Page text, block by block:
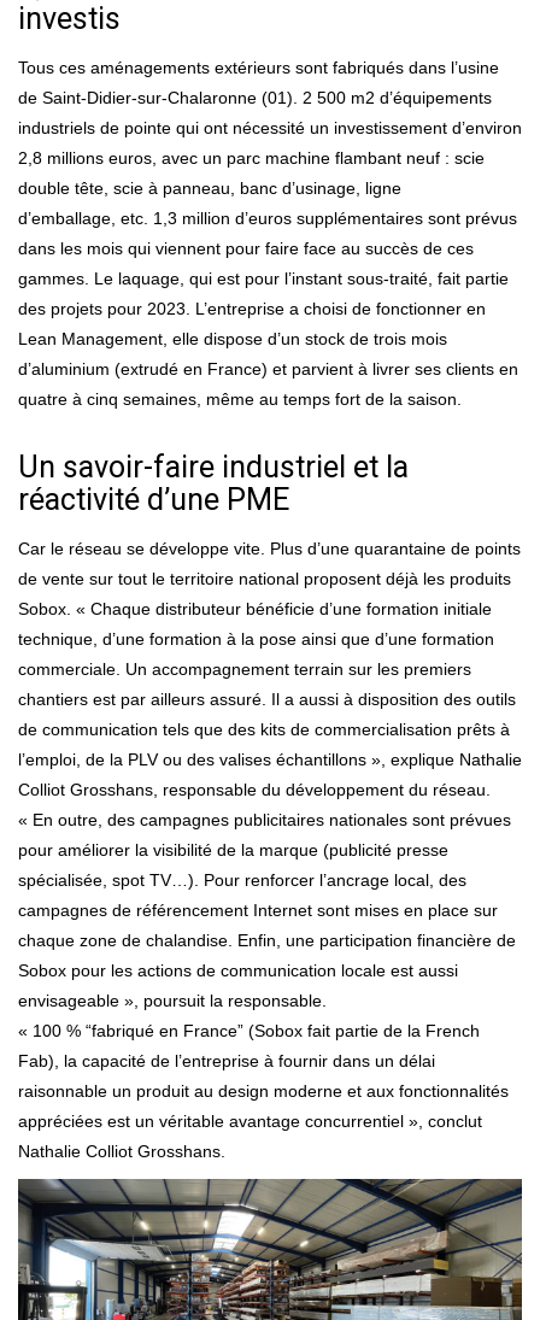
investis
Tous ces aménagements extérieurs sont fabriqués dans l’usine
de Saint-Didier-sur-Chalaronne (01). 2 500 m2 d’équipements
industriels de pointe qui ont nécessité un investissement d’environ
2,8 millions euros, avec un parc machine flambant neuf : scie
double tête, scie à panneau, banc d’usinage, ligne
d’emballage, etc. 1,3 million d’euros supplémentaires sont prévus
dans les mois qui viennent pour faire face au succès de ces
gammes. Le laquage, qui est pour l’instant sous-traité, fait partie
des projets pour 2023. L’entreprise a choisi de fonctionner en
Lean Management, elle dispose d’un stock de trois mois
d’aluminium (extrudé en France) et parvient à livrer ses clients en
quatre à cinq semaines, même au temps fort de la saison.
Un savoir-faire industriel et la
réactivité d’une PME
Car le réseau se développe vite. Plus d’une quarantaine de points
de vente sur tout le territoire national proposent déjà les produits
Sobox. « Chaque distributeur bénéficie d’une formation initiale
technique, d’une formation à la pose ainsi que d’une formation
commerciale. Un accompagnement terrain sur les premiers
chantiers est par ailleurs assuré. Il a aussi à disposition des outils
de communication tels que des kits de commercialisation prêts à
l’emploi, de la PLV ou des valises échantillons », explique Nathalie
Colliot Grosshans, responsable du développement du réseau.
« En outre, des campagnes publicitaires nationales sont prévues
pour améliorer la visibilité de la marque (publicité presse
spécialisée, spot TV…). Pour renforcer l’ancrage local, des
campagnes de référencement Internet sont mises en place sur
chaque zone de chalandise. Enfin, une participation financière de
Sobox pour les actions de communication locale est aussi
envisageable », poursuit la responsable.
« 100 % “fabriqué en France” (Sobox fait partie de la French
Fab), la capacité de l’entreprise à fournir dans un délai
raisonnable un produit au design moderne et aux fonctionnalités
appréciées est un véritable avantage concurrentiel », conclut
Nathalie Colliot Grosshans.